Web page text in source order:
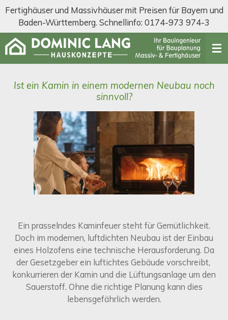
Zum
Hauptinhalt
springen
Fertighäuser und Massivhäuser mit Preisen für Bayern und
Baden-Württemberg. Schnellinfo: 0174-973 974-3
Ist ein Kamin in einem modernen Neubau noch
sinnvoll?
Ein prasselndes Kaminfeuer steht für Gemütlichkeit.
Doch im modernen, luftdichten Neubau ist der Einbau
eines Holzofens eine technische Herausforderung. Da
der Gesetzgeber ein luftichtes Gebäude vorschreibt,
konkurrieren der Kamin und die Lüftungsanlage um den
Sauerstoff. Ohne die richtige Planung kann dies
lebensgefährlich werden.